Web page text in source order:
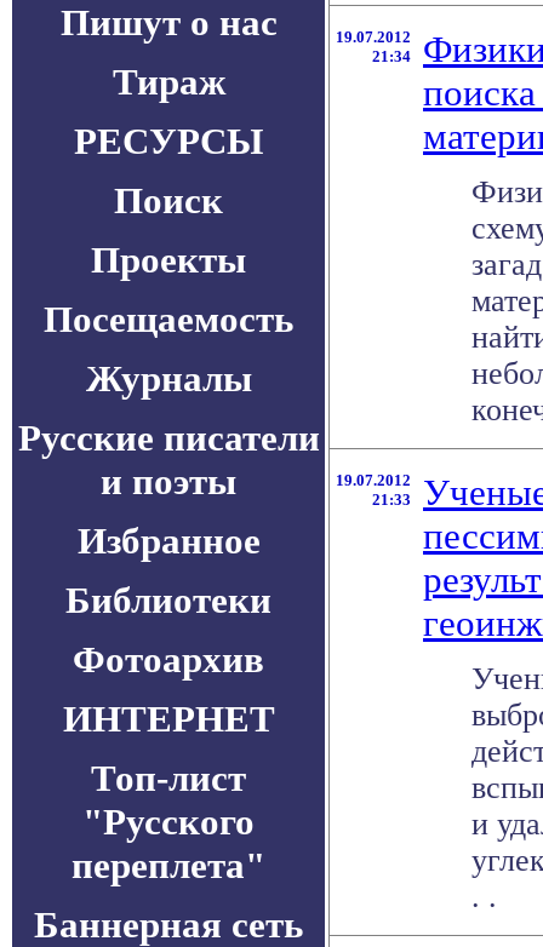
Пишут о нас
Тираж
РЕСУРСЫ
Поиск
Проекты
Посещаемость
Журналы
Русские писатели
и поэты
Избранное
Библиотеки
Фотоархив
ИНТЕРНЕТ
Топ-лист
"Русского
переплета"
Баннерная сеть
19.07.2012
21:34
19.07.2012
21:33
и
. .